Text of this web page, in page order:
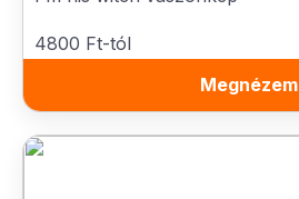
4800 Ft-tól
Megnézem